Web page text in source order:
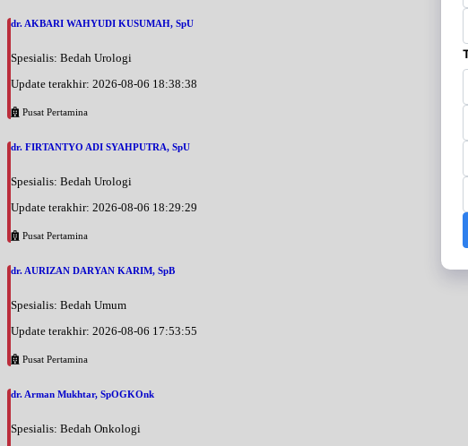
dr. AKBARI WAHYUDI KUSUMAH, SpU
Spesialis: Bedah Urologi
Update terakhir: 2026-08-06 18:38:38
Pusat Pertamina
dr. FIRTANTYO ADI SYAHPUTRA, SpU
Spesialis: Bedah Urologi
Update terakhir: 2026-08-06 18:29:29
Pusat Pertamina
dr. AURIZAN DARYAN KARIM, SpB
Spesialis: Bedah Umum
Update terakhir: 2026-08-06 17:53:55
Pusat Pertamina
dr. Arman Mukhtar, SpOGKOnk
Spesialis: Bedah Onkologi